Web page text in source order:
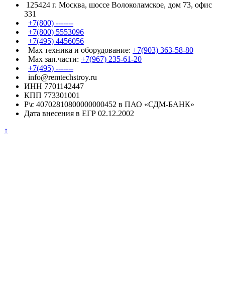
125424 г. Москва, шоссе Волоколамское, дом 73, офис
331
+7(800) -------
+7(800) 5553096
+7(495) 4456056
Max техника и оборудование: +7(903) 363-58-80
Max зап.части: +7(967) 235-61-20
+7(495) -------
info@remtechstroy.ru
ИНН 7701142447
КПП 773301001
Р\с 40702810800000000452 в ПАО «СДМ-БАНК»
Дата внесения в ЕГР 02.12.2002
↑